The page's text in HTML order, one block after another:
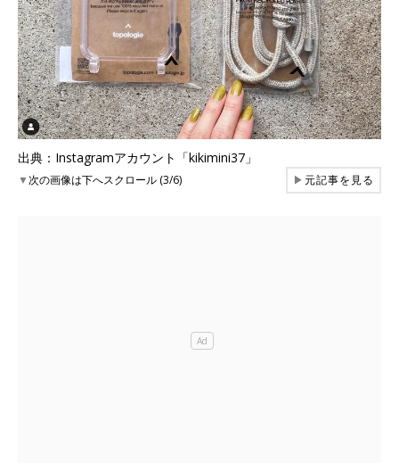
出典：Instagramアカウント「kikimini37」
▼次の画像は下へスクロール (3/6) ▶元記事を見る